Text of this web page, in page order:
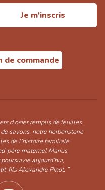
Je m'inscris
de commande
d’osier remplis de feuilles
savons, notre herboristerie
de l’histoire familiale
père maternel Marius,
aujourd’hui,
fils Alexandre Pinot. ”